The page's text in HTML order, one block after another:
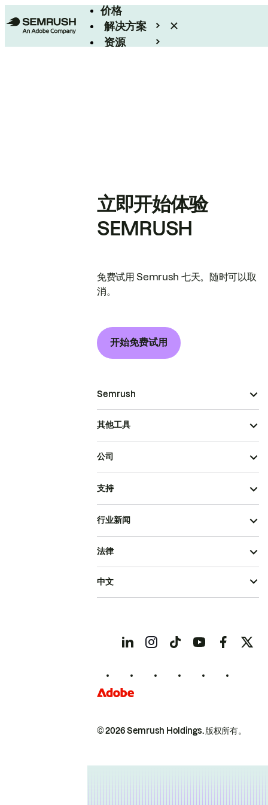
价格
解决方案
资源
立即开始体验
SEMRUSH
免费试用 Semrush 七天。随时可以取
消。
开始免费试用
Semrush
其他工具
公司
支持
行业新闻
© 2026 Semrush Holdings.版权所有。
法律
中文